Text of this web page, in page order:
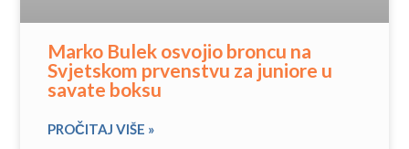
Marko Bulek osvojio broncu na
Svjetskom prvenstvu za juniore u
savate boksu
PROČITAJ VIŠE »